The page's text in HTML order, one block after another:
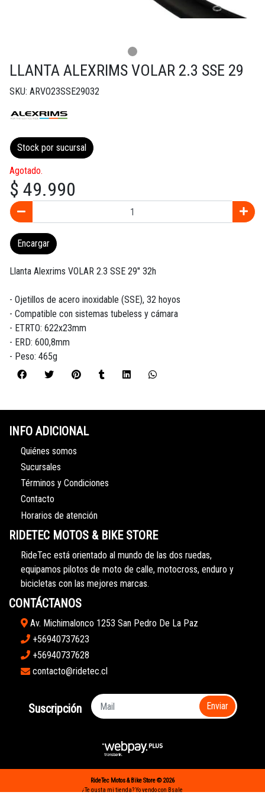
LLANTA ALEXRIMS VOLAR 2.3 SSE 29
SKU: ARVO23SSE29032
Stock por sucursal
Agotado.
$ 49.990
Encargar
Llanta Alexrims VOLAR 2.3 SSE 29" 32h
- Ojetillos de acero inoxidable (SSE), 32 hoyos
- Compatible con sistemas tubeless y cámara
- ETRTO: 622x23mm
- ERD: 600,8mm
- Peso: 465g
INFO ADICIONAL
Quiénes somos
Sucursales
Términos y Condiciones
Contacto
Horarios de atención
RIDETEC MOTOS & BIKE STORE
RideTec está orientado al mundo de las dos ruedas,
equipamos pilotos de moto de calle, motocross, enduro y
bicicletas con las mejores marcas.
CONTÁCTANOS
Av. Michimalonco 1253 San Pedro De La Paz
+56940737623
+56940737628
contacto@ridetec.cl
Suscripción Enviar
RideTec Motos & Bike Store © 2026
¿Te gusta mi tienda? Yo vendo con Bsale